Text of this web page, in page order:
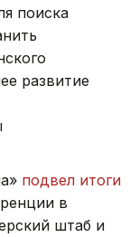
поиска
развитие
подвел итоги
в
штаб и